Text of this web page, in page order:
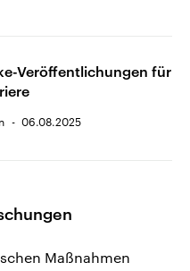
Veröffentlichungen für
06.08.2025
Maßnahmen